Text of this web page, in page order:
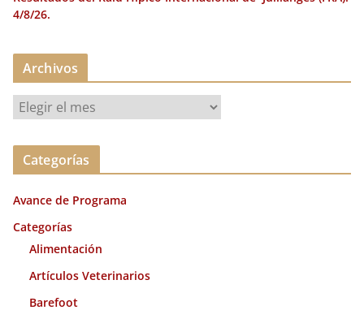
4/8/26.
Archivos
c
v
o
Categorías
Avance de Programa
Categorías
Alimentación
Artículos Veterinarios
Barefoot